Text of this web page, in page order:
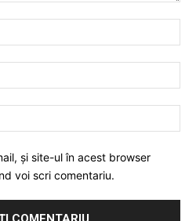
şi site-ul în acest browser
voi scri comentariu.